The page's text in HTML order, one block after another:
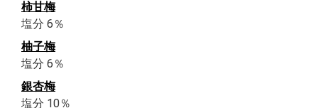
柿甘梅
塩分 6％
柚子梅
塩分 6％
銀杏梅
塩分 10％